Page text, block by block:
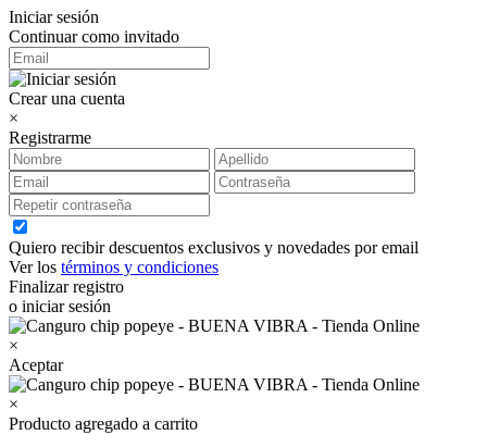
Iniciar sesión
Continuar como invitado
Crear una cuenta
×
Registrarme
Quiero recibir descuentos exclusivos y novedades por email
Ver los términos y condiciones
Finalizar registro
o iniciar sesión
×
Aceptar
×
Producto agregado a carrito